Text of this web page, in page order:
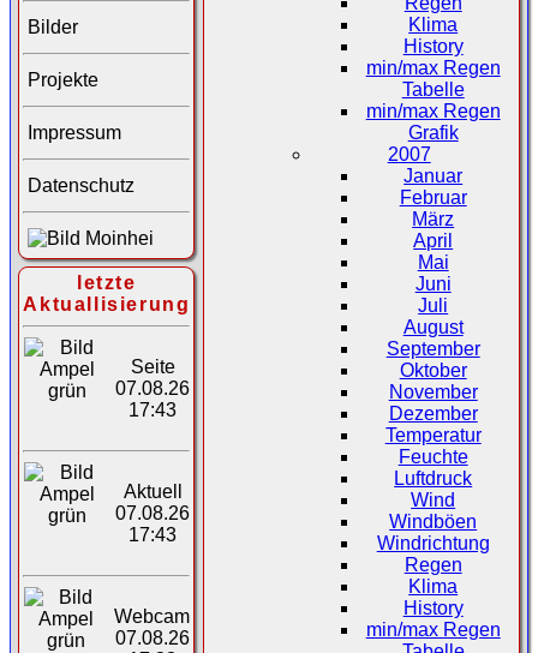
Bilder
Projekte
Impressum
Datenschutz
letzte
Aktuallisierung
Seite
07.08.26
17:43
Aktuell
07.08.26
17:43
Webcam
07.08.26
Klima
History
min/max Regen
Tabelle
min/max Regen
Grafik
2007
Januar
Februar
März
April
Mai
Juni
Juli
August
September
Oktober
November
Dezember
Temperatur
Feuchte
Luftdruck
Wind
Windböen
Windrichtung
Regen
Klima
History
min/max Regen